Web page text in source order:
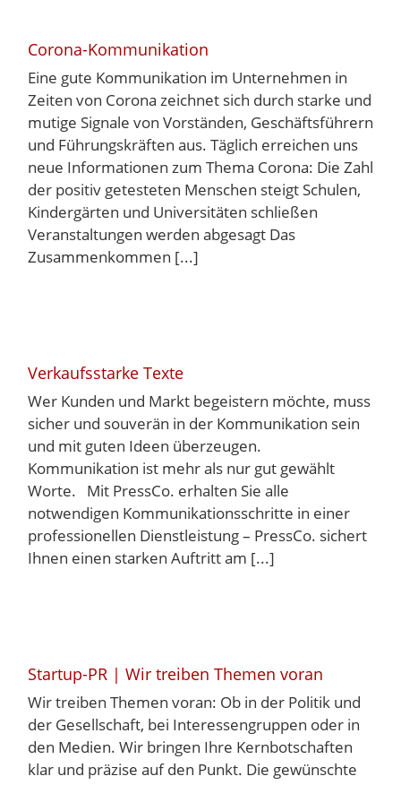
Corona-Kommunikation
Eine gute Kommunikation im Unternehmen in
Zeiten von Corona zeichnet sich durch starke und
mutige Signale von Vorständen, Geschäftsführern
und Führungskräften aus. Täglich erreichen uns
neue Informationen zum Thema Corona: Die Zahl
der positiv getesteten Menschen steigt Schulen,
Kindergärten und Universitäten schließen
Veranstaltungen werden abgesagt Das
Zusammenkommen [...]
Verkaufsstarke Texte
Wer Kunden und Markt begeistern möchte, muss
sicher und souverän in der Kommunikation sein
und mit guten Ideen überzeugen.
Kommunikation ist mehr als nur gut gewählt
Worte. Mit PressCo. erhalten Sie alle
notwendigen Kommunikationsschritte in einer
professionellen Dienstleistung – PressCo. sichert
Ihnen einen starken Auftritt am [...]
Startup-PR | Wir treiben Themen voran
Wir treiben Themen voran: Ob in der Politik und
der Gesellschaft, bei Interessengruppen oder in
den Medien. Wir bringen Ihre Kernbotschaften
klar und präzise auf den Punkt. Die gewünschte